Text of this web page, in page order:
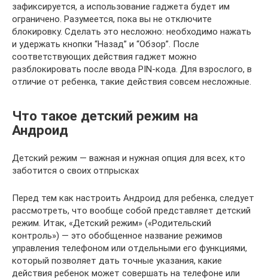
зафиксируется, а использование гаджета будет им
ограничено. Разумеется, пока вы не отключите
блокировку. Сделать это несложно: необходимо нажать
и удержать кнопки “Назад” и “Обзор”. После
соответствующих действия гаджет можно
разблокировать после ввода PIN-кода. Для взрослого, в
отличие от ребенка, такие действия совсем несложные.
Что такое детский режим на
Андроид
Детский режим — важная и нужная опция для всех, кто
заботится о своих отпрысках
Перед тем как настроить Андроид для ребенка, следует
рассмотреть, что вообще собой представляет детский
режим. Итак, «Детский режим» («Родительский
контроль») — это обобщенное название режимов
управления телефоном или отдельными его функциями,
который позволяет дать точные указания, какие
действия ребенок может совершать на телефоне или